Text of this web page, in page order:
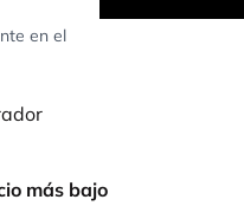
en el
más bajo